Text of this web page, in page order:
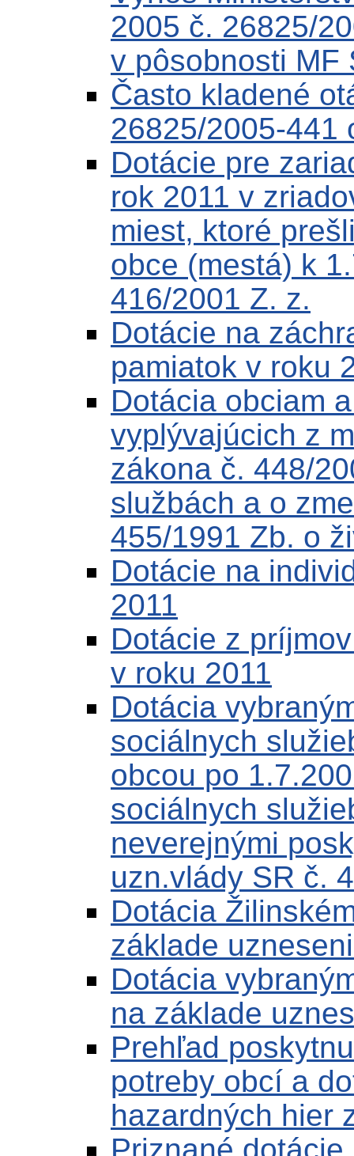
2005 č. 26825/
v pôsobnosti MF
Často kladené
26825/2005-441
Dotácie pre
rok 2011 v
miest, ktoré
obce (mestá) k
416/2001 Z. z.
Dotácie na
pamiatok v roku
Dotácia obciam
vyplývajúcich z
zákona č. 448/
službách a o
455/1991 Zb. o
Dotácie na
2011
Dotácie z
v roku 2011
Dotácia
sociálnych
obcou po
sociálnych
neverejnými
uzn.vlády SR č.
Dotácia
základe
Dotácia
na základe
Prehľad
potreby obcí a
hazardných hier